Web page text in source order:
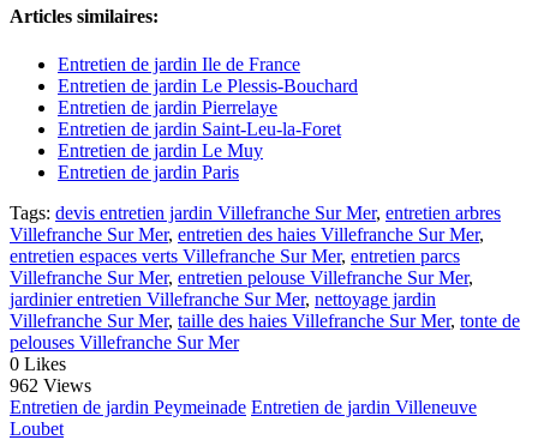
Articles similaires:
Entretien de jardin Ile de France
Entretien de jardin Le Plessis-Bouchard
Entretien de jardin Pierrelaye
Entretien de jardin Saint-Leu-la-Foret
Entretien de jardin Le Muy
Entretien de jardin Paris
Tags: devis entretien jardin Villefranche Sur Mer, entretien arbres
Villefranche Sur Mer, entretien des haies Villefranche Sur Mer,
entretien espaces verts Villefranche Sur Mer, entretien parcs
Villefranche Sur Mer, entretien pelouse Villefranche Sur Mer,
jardinier entretien Villefranche Sur Mer, nettoyage jardin
Villefranche Sur Mer, taille des haies Villefranche Sur Mer, tonte de
pelouses Villefranche Sur Mer
0 Likes
962 Views
Entretien de jardin Peymeinade Entretien de jardin Villeneuve
Loubet